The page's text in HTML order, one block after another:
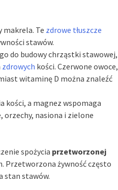
makrela. Te zdrowe tłuszcze
stawów.
do budowy chrząstki stawowej,
zdrowych kości. Czerwone owoce,
witaminę D można znaleźć
kości, a magnez wspomaga
nasiona i zielone
spożycia przetworzonej
Przetworzona żywność często
stan stawów.